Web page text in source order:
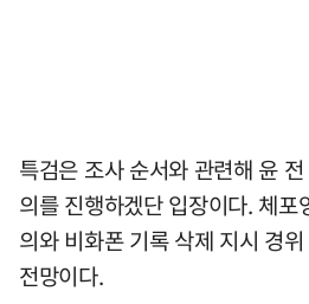
특검은 조사 순서와 관련해 윤
의를 진행하겠단 입장이다. 체포
의와 비화폰 기록 삭제 지시 경
전망이다.